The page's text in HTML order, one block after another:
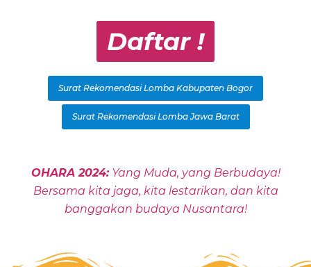
Daftar !
Surat Rekomendasi Lomba Kabupaten Bogor
Surat Rekomendasi Lomba Jawa Barat
OHARA 2024:Yang Muda, yang Berbudaya!
Bersama kita jaga, kita lestarikan, dan kita
banggakan budaya Nusantara!